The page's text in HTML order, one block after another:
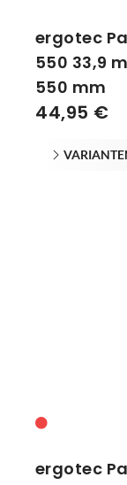
ergotec
550 33,9
550 mm
44,95 €
ergotec